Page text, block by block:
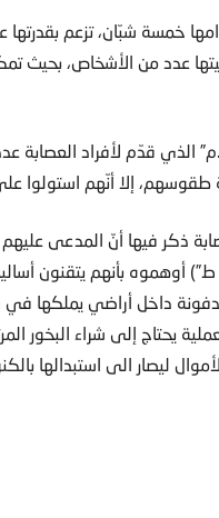
خمسة شبّان، تزعم
عدد من الأشخاص، بحيث
الذي قدّم لأفراد العصابة
إلا أنّهم استولوا على
ذكر فيها أنّ المدعى
بأنهم يتقنون
داخل أراضي يملكها
يحتاج إلى شراء البخور
ليصار الى استبدالها